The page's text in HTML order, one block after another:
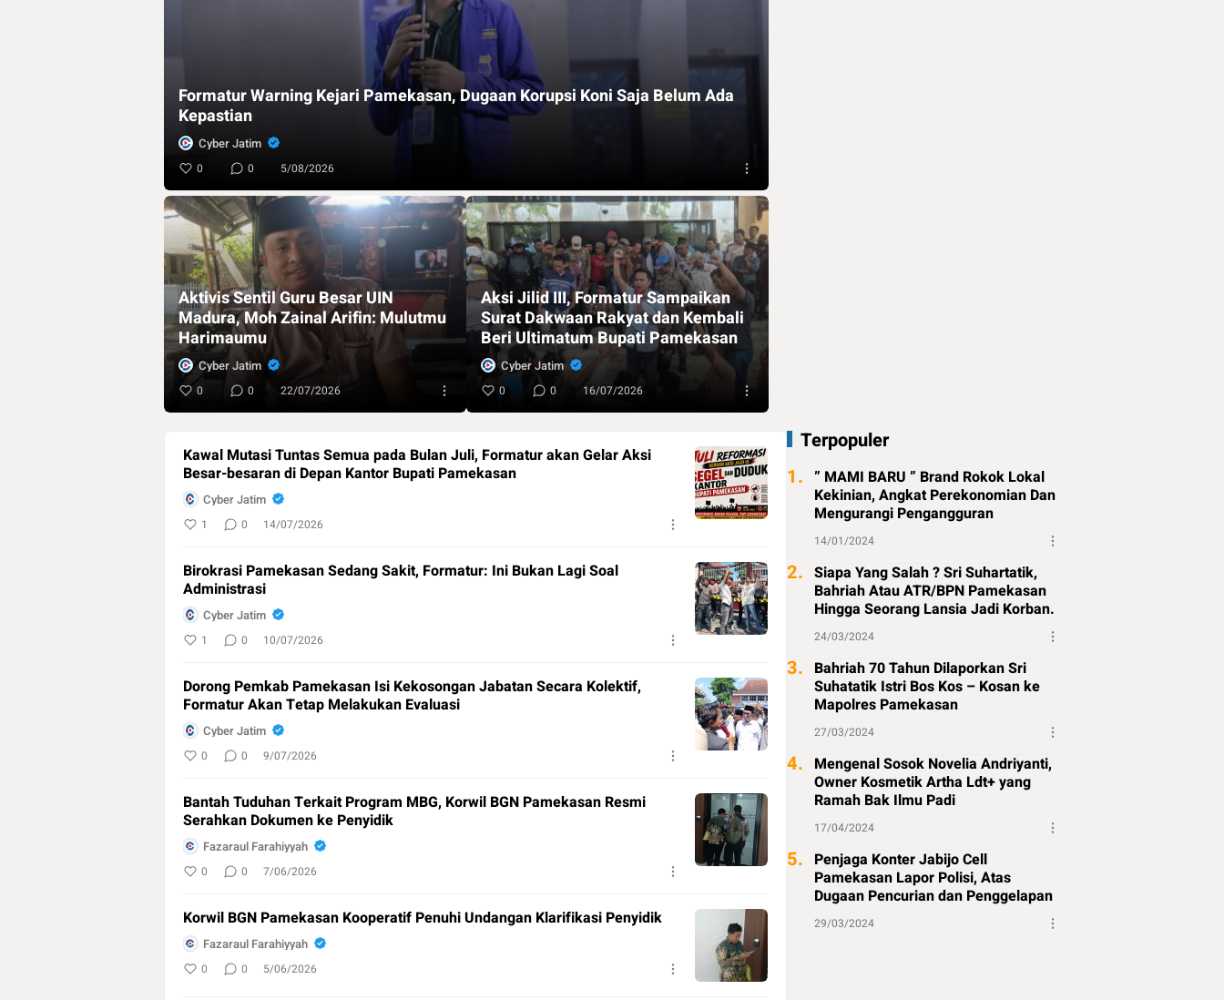
Formatur Warning Kejari Pamekasan, Dugaan Korupsi Koni Saja Belum Ada
Kepastian
Cyber Jatim
0 0 5/08/2026
Aktivis Sentil Guru Besar UIN
Madura, Moh Zainal Arifin: Mulutmu
Harimaumu
Cyber Jatim
0 0 22/07/2026
Aksi Jilid III, Formatur Sampaikan
Surat Dakwaan Rakyat dan Kembali
Beri Ultimatum Bupati Pamekasan
Cyber Jatim
0 0 16/07/2026
Kawal Mutasi Tuntas Semua pada Bulan Juli, Formatur akan Gelar Aksi
Besar-besaran di Depan Kantor Bupati Pamekasan
Cyber Jatim
1 0 14/07/2026
Birokrasi Pamekasan Sedang Sakit, Formatur: Ini Bukan Lagi Soal
Administrasi
Cyber Jatim
1 0 10/07/2026
Dorong Pemkab Pamekasan Isi Kekosongan Jabatan Secara Kolektif,
Formatur Akan Tetap Melakukan Evaluasi
Cyber Jatim
0 0 9/07/2026
Bantah Tuduhan Terkait Program MBG, Korwil BGN Pamekasan Resmi
Serahkan Dokumen ke Penyidik
Fazaraul Farahiyyah
0 0 7/06/2026
Korwil BGN Pamekasan Kooperatif Penuhi Undangan Klarifikasi Penyidik
Fazaraul Farahiyyah
0 0 5/06/2026
Terpopuler
1. ” MAMI BARU ” Brand Rokok Lokal
Kekinian, Angkat Perekonomian Dan
Mengurangi Pengangguran
14/01/2024
2. Siapa Yang Salah ? Sri Suhartatik,
Bahriah Atau ATR/BPN Pamekasan
Hingga Seorang Lansia Jadi Korban.
24/03/2024
3. Bahriah 70 Tahun Dilaporkan Sri
Suhatatik Istri Bos Kos – Kosan ke
Mapolres Pamekasan
27/03/2024
4. Mengenal Sosok Novelia Andriyanti,
Owner Kosmetik Artha Ldt+ yang
Ramah Bak Ilmu Padi
17/04/2024
5. Penjaga Konter Jabijo Cell
Pamekasan Lapor Polisi, Atas
Dugaan Pencurian dan Penggelapan
29/03/2024